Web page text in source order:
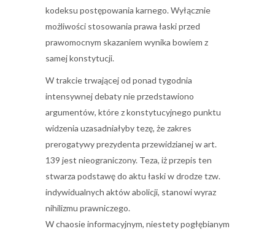
kodeksu postępowania karnego. Wyłącznie
możliwości stosowania prawa łaski przed
prawomocnym skazaniem wynika bowiem z
samej konstytucji.
W trakcie trwającej od ponad tygodnia
intensywnej debaty nie przedstawiono
argumentów, które z konstytucyjnego punktu
widzenia uzasadniałyby tezę, że zakres
prerogatywy prezydenta przewidzianej w art.
139 jest nieograniczony. Teza, iż przepis ten
stwarza podstawę do aktu łaski w drodze tzw.
indywidualnych aktów abolicji, stanowi wyraz
nihilizmu prawniczego.
W chaosie informacyjnym, niestety pogłębianym